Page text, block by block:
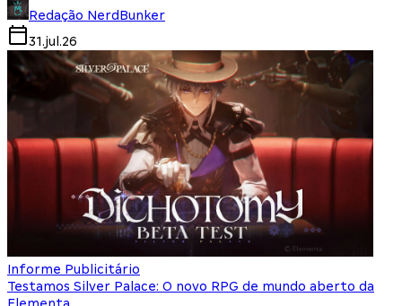
Redação NerdBunker
31.jul.26
Informe Publicitário
Testamos Silver Palace: O novo RPG de mundo aberto da